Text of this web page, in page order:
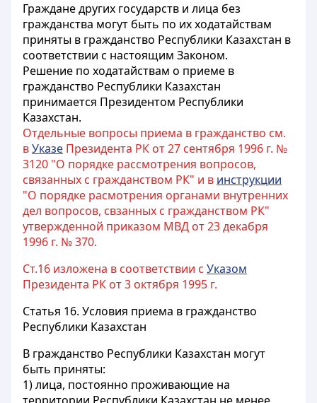
Граждане других государств и лица без
гражданства могут быть по их ходатайствам
приняты в гражданство Республики Казахстан в
соответствии с настоящим Законом.
Решение по ходатайствам о приеме в
гражданство Республики Казахстан
принимается Президентом Республики
Казахстан.
Отдельные вопросы приема в гражданство см.
вУказе Президента РК от 27 сентября 1996 г. №
3120 "О порядке рассмотрения вопросов,
связанных с гражданством РК" и в инструкции
"О порядке расмотрения органами внутренних
дел вопросов, свзанных с гражданством РК"
утвержденной приказом МВД от 23 декабря
1996 г. № 370.
Ст.16 изложена в соответствии с Указом
Президента РК от 3 октября 1995 г.
Статья 16. Условия приема в гражданство
Республики Казахстан
В гражданство Республики Казахстан могут
быть приняты:
1) лица, постоянно проживающие на